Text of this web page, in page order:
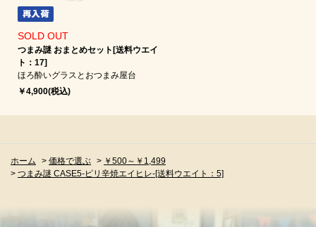
SOLD OUT
つまみ謎 おまとめセット[送料ウエイ
ト：17]
ほろ酔いグラスとおつまみ屋台
￥4,900(税込)
ホーム > 価格で選ぶ > ￥500～￥1,499
> つまみ謎 CASE5-ピリ辛焼エイヒレ-[送料ウエイト：5]